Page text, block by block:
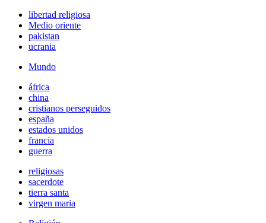
libertad religiosa
Medio oriente
pakistan
ucrania
Mundo
áfrica
china
cristianos perseguidos
españa
estados unidos
francia
guerra
religiosas
sacerdote
tierra santa
virgen maria